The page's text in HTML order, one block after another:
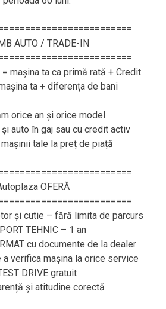
AUTO / TRADE-IN
mașina ta ca primă rată + Credit
ta + diferența de bani
orice an și orice model
auto în gaj sau cu credit activ
tale la preț de piață
OFERĂ
și cutie – fără limita de parcurs
TEHNIC – 1 an
cu documente de la dealer
verifica mașina la orice service
DRIVE gratuit
și atitudine corectă